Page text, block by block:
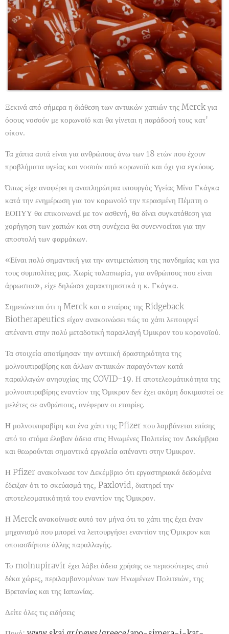
Ξεκινά από σήμερα η διάθεση των αντιικών χαπιών της Merck για
όσους νοσούν με κορωνοϊό και θα γίνεται η παράδοσή τους κατ'
οίκον.
Τα χάπια αυτά είναι για ανθρώπους άνω των 18 ετών που έχουν
προβλήματα υγείας και νοσούν από κορωνοϊό και όχι για εγκύους.
Όπως είχε αναφέρει η αναπληρώτρια υπουργός Υγείας Μίνα Γκάγκα
κατά την ενημέρωση για τον κορωνοϊό την περασμένη Πέμπτη ο
ΕΟΠΥΥ θα επικοινωνεί με τον ασθενή, θα δίνει συγκατάθεση για
χορήγηση των χαπιών και στη συνέχεια θα συνεννοείται για την
αποστολή των φαρμάκων.
«Είναι πολύ σημαντική για την αντιμετώπιση της πανδημίας και για
τους συμπολίτες μας. Χωρίς ταλαιπωρία, για ανθρώπους που είναι
άρρωστοι», είχε δηλώσει χαρακτηριστικά η κ. Γκάγκα.
Σημειώνεται ότι η Merck και ο εταίρος της Ridgeback
Biotherapeutics είχαν ανακοινώσει πώς το χάπι λειτουργεί
απέναντι στην πολύ μεταδοτική παραλλαγή Όμικρον του κορονοϊού.
Τα στοιχεία αποτίμησαν την αντιιική δραστηριότητα της
μολνουπιραβίρης και άλλων αντιιικών παραγόντων κατά
παραλλαγών ανησυχίας της COVID-19. Η αποτελεσμάτικότητα της
μολνουπιραβίρης εναντίον της Όμικρον δεν έχει ακόμη δοκιμαστεί σε
μελέτες σε ανθρώπους, ανέφεραν οι εταιρίες.
Η μολνουπιραβίρη και ένα χάπι της Pfizer που λαμβάνεται επίσης
από το στόμα έλαβαν άδεια στις Ηνωμένες Πολιτείες τον Δεκέμβριο
και θεωρούνται σημαντικά εργαλεία απέναντι στην Όμικρον.
Η Pfizer ανακοίνωσε τον Δεκέμβριο ότι εργαστηριακά δεδομένα
έδειξαν ότι το σκεύασμά της, Paxlovid, διατηρεί την
αποτελεσματικότητά του εναντίον της Όμικρον.
Η Merck ανακοίνωσε αυτό τον μήνα ότι το χάπι της έχει έναν
μηχανισμό που μπορεί να λειτουργήσει εναντίον της Όμικρον και
οποιασδήποτε άλλης παραλλαγής.
Το molnupiravir έχει λάβει άδεια χρήσης σε περισσότερες από
δέκα χώρες, περιλαμβανομένων των Ηνωμένων Πολιτειών, της
Βρετανίας και της Ιαπωνίας.
Δείτε όλες τις ειδήσεις